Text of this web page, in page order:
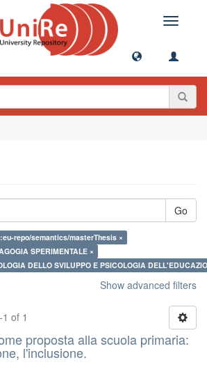
Toggle
Go
repo/semantics/masterThesis ×
SPERIMENTALE ×
DELLO SVILUPPO E PSICOLOGIA
Show advanced filters
of 1
proposta alla scuola primaria:
l'inclusione.